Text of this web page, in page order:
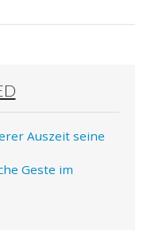
Auszeit seine
Geste im